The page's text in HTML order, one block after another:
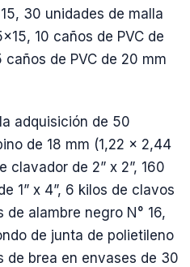
30 unidades de malla
10 caños de PVC de
de PVC de 20 mm
adquisición de 50
de 18 mm (1,22 x 2,44
clavador de 2” x 2”, 160
1” x 4”, 6 kilos de clavos
de alambre negro N° 16,
de junta de polietileno
de brea en envases de 30